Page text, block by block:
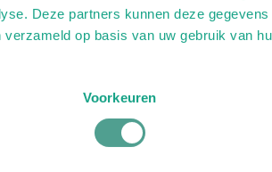
Deze partners kunnen deze
op basis van uw gebruik van
Voorkeuren